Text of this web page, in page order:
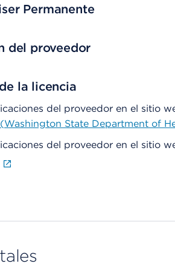
Permanente
del proveedor
la licencia
del proveedor en el sitio
State Department of
del proveedor en el sitio